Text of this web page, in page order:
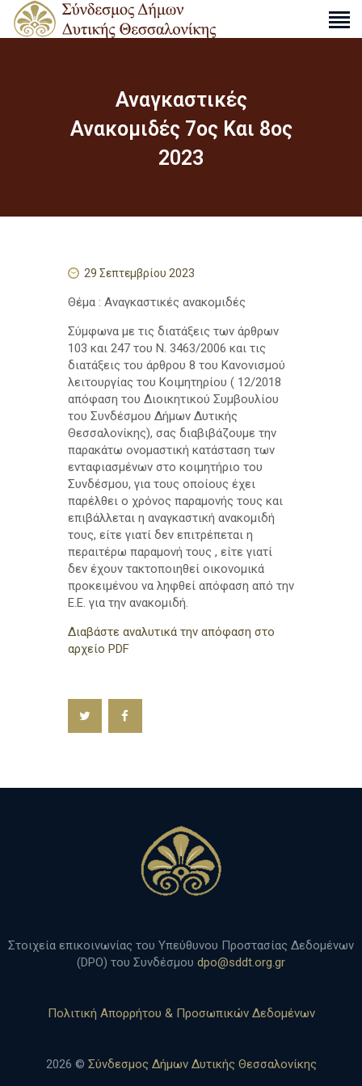
Αναγκαστικές
Ανακομιδές 7ος Και 8ος
2023
Ο ΣΎΝΔΕΣΜΟΣ
ΔΡΑΣΤΗΡΙΌΤΗΤΕΣ
ΧΆΡΤΕΣ
S
e
r
c
h
29 Σεπτεμβρίου 2023
Θέμα : Αναγκαστικές ανακομιδές
Σύμφωνα με τις διατάξεις των άρθρων
103 και 247 του Ν. 3463/2006 και τις
διατάξεις του άρθρου 8 του Κανονισμού
λειτουργίας του Κοιμητηρίου ( 12/2018
απόφαση του Διοικητικού Συμβουλίου
του Συνδέσμου Δήμων Δυτικής
Θεσσαλονίκης), σας διαβιβάζουμε την
παρακάτω ονομαστική κατάσταση των
ενταφιασμένων στο κοιμητήριο του
Συνδέσμου, για τους οποίους έχει
παρέλθει ο χρόνος παραμονής τους και
επιβάλλεται η αναγκαστική ανακομιδή
τους, είτε γιατί δεν επιτρέπεται η
περαιτέρω παραμονή τους , είτε γιατί
δεν έχουν τακτοποιηθεί οικονομικά
προκειμένου να ληφθεί απόφαση από την
Ε.Ε. για την ανακομιδή.
Διαβάστε αναλυτικά την απόφαση στο
αρχείο PDF
Στοιχεία επικοινωνίας του Υπεύθυνου Προστασίας Δεδομένων
(DPO) του Συνδέσμου dpo@sddt.org.gr
Πολιτική Απορρήτου & Προσωπικών Δεδομένων
2026 © Σύνδεσμος Δήμων Δυτικής Θεσσαλονίκης